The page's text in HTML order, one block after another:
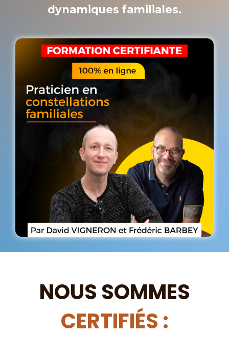
dynamiques familiales.
NOUS SOMMES
CERTIFIÉS :